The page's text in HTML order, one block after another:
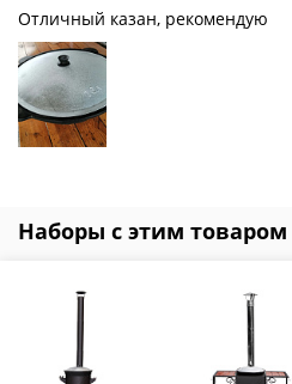
Отличный казан, рекомендую
Наборы с этим товаром